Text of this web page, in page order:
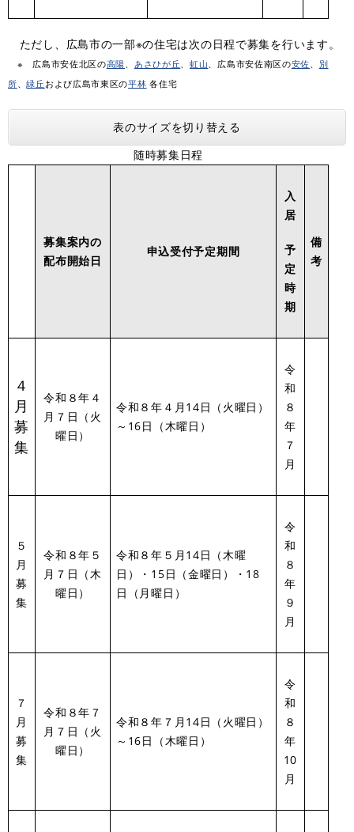
ただし、広島市の一部※の住宅は次の日程で募集を行います。
※ 広島市安佐北区の高陽 あさひが丘 、虹山 、広島市安佐南区の安佐
別
所 、緑丘 および広島市東区の平林 各住宅
表のサイズを切り替える
随時募集日程
募集案内の
配布開始日
申込受付予定期間
入
居
予
定
時
期
備
考
４
月
募
集
令和８年４
月７日（火
曜日）
令和８年４月14日（火曜日）
～16日（木曜日）
令
和
８
年
７
月
５
月
募
集
令和８年５
月７日（木
曜日）
令和８年５月14日（木曜
日）・15日（金曜日）・18
日（月曜日）
令
和
８
年
９
月
７
月
募
集
令和８年７
月７日（火
曜日）
令和８年７月14日（火曜日）
～16日（木曜日）
令
和
８
年
10
月